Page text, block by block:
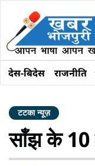
देस-बिदेस राजनीति
टटका न्यूज़
साँझ के